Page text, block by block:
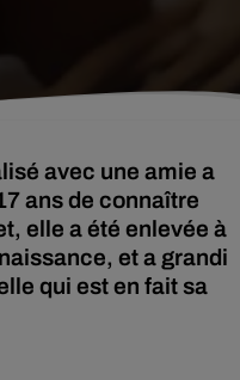
avec une amie a
ans de connaître
elle a été enlevée à
et a grandi
qui est en fait sa